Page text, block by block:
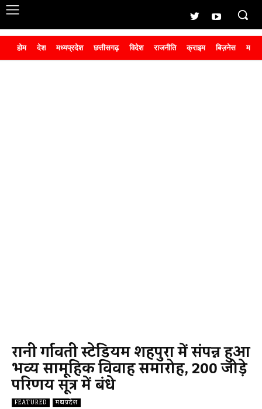
होम देश मध्यप्रदेश छत्तीसगढ़ विदेश राजनीति क्राइम बिज़नेस
रानी दुर्गावती स्टेडियम शहपुरा में संपन्न हुआ
भव्य सामूहिक विवाह समारोह, 200 जोड़े
परिणय सूत्र में बंधे
FEATURED मध्यप्रदेश